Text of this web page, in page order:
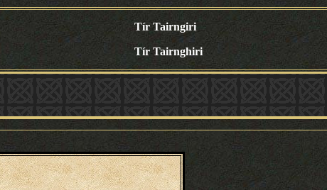
Tír Tairngiri
Tír Tairnghiri